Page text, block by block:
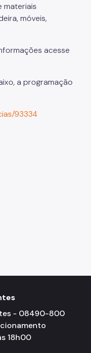
materiais
móveis,
acesse
a programação
93334
- 08490-800
18h00